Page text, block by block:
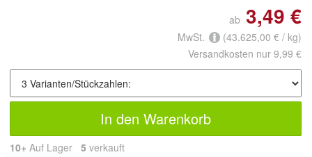
ab 3,49 €
MwSt.
(43.625,00 € / kg)
Versandkosten nur 9,99 €
In den Warenkorb
10+ Auf Lager 5 verkauft